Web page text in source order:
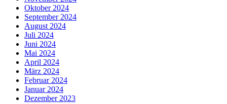
Oktober 2024
September 2024
August 2024
Juli 2024
Juni 2024
Mai 2024
April 2024
März 2024
Februar 2024
Januar 2024
Dezember 2023